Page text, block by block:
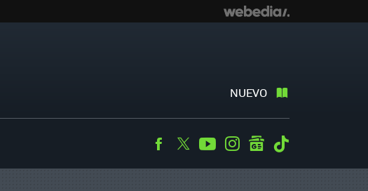
NUEVO
Facebook
TwitterYoutubeInstagramgooglenews